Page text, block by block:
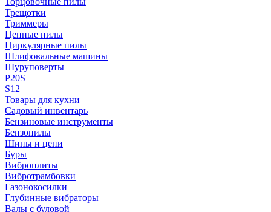
Трещотки
Триммеры
Цепные пилы
Циркулярные пилы
Шлифовальные машины
Шуруповерты
P20S
S12
Товары для кухни
Садовый инвентарь
Бензиновые инструменты
Бензопилы
Шины и цепи
Буры
Виброплиты
Вибротрамбовки
Газонокосилки
Глубинные вибраторы
Валы с буловой